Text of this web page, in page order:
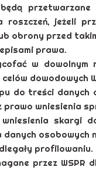
jeżeli
obrony przed
prawa.
w
dowodowych
do treści
wniesienia
skargi
osobowych
profilowaniu.
przez